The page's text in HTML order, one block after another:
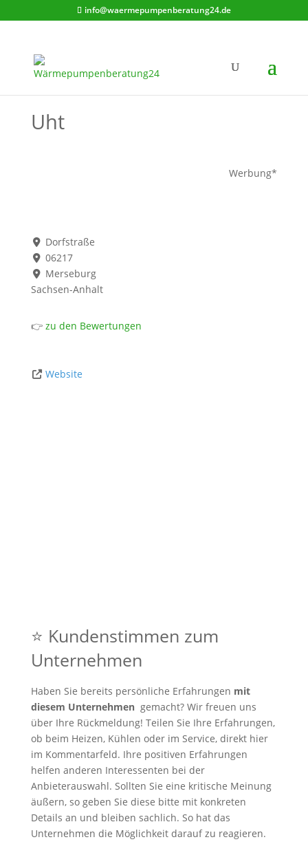
info@waermepumpenberatung24.de
Uht
Werbung*
Dorfstraße
06217
Merseburg
Sachsen-Anhalt
👉zu den Bewertungen
Website
⭐ Kundenstimmen zum
Unternehmen
Haben Sie bereits persönliche Erfahrungen mit
diesem Unternehmen gemacht? Wir freuen uns
über Ihre Rückmeldung! Teilen Sie Ihre Erfahrungen,
ob beim Heizen, Kühlen oder im Service, direkt hier
im Kommentarfeld. Ihre positiven Erfahrungen
helfen anderen Interessenten bei der
Anbieterauswahl. Sollten Sie eine kritische Meinung
äußern, so geben Sie diese bitte mit konkreten
Details an und bleiben sachlich. So hat das
Unternehmen die Möglichkeit darauf zu reagieren.